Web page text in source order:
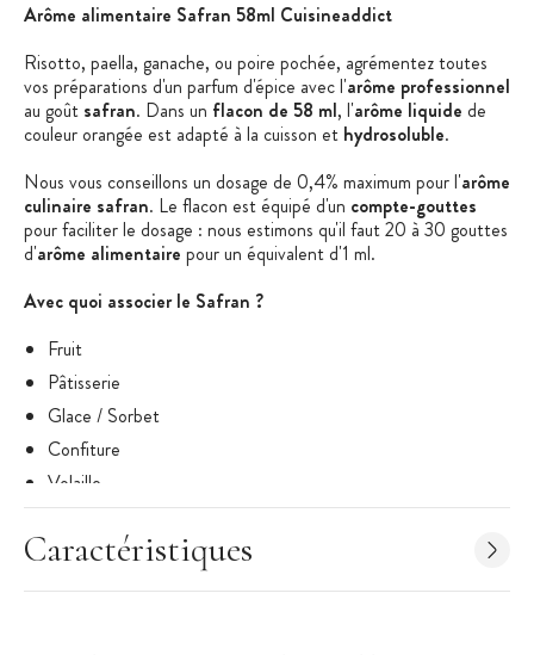
Arôme alimentaire Safran 58ml Cuisineaddict
Risotto, paella, ganache, ou poire pochée, agrémentez toutes
vos préparations d'un parfum d'épice avec l'arôme professionnel
au goût safran. Dans un flacon de 58 ml, l'arôme liquide de
couleur orangée est adapté à la cuisson et hydrosoluble.
Nous vous conseillons un dosage de 0,4% maximum pour l'arôme
culinaire safran. Le flacon est équipé d'un compte-gouttes
pour faciliter le dosage : nous estimons qu'il faut 20 à 30 gouttes
d'arôme alimentaire pour un équivalent d'1 ml.
Avec quoi associer le Safran ?
Fruit
Pâtisserie
Glace / Sorbet
Confiture
Volaille
Fromage
Cocktail
Caractéristiques